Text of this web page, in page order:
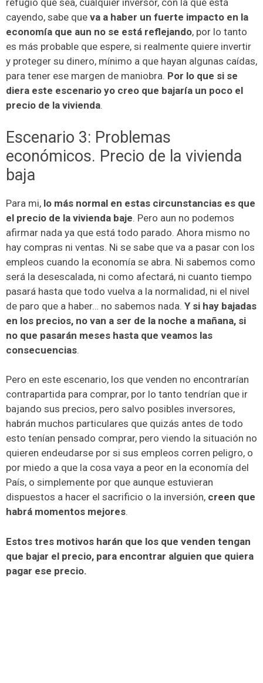
refugio que sea, cualquier inversor, con la que está
cayendo, sabe que va a haber un fuerte impacto en la
economía que aun no se está reflejando, por lo tanto
es más probable que espere, si realmente quiere invertir
y proteger su dinero, mínimo a que hayan algunas caídas,
para tener ese margen de maniobra. Por lo que si se
diera este escenario yo creo que bajaría un poco el
precio de la vivienda.
Escenario 3: Problemas
económicos. Precio de la vivienda
baja
Para mi, lo más normal en estas circunstancias es que
el precio de la vivienda baje. Pero aun no podemos
afirmar nada ya que está todo parado. Ahora mismo no
hay compras ni ventas. Ni se sabe que va a pasar con los
empleos cuando la economía se abra. Ni sabemos como
será la desescalada, ni como afectará, ni cuanto tiempo
pasará hasta que todo vuelva a la normalidad, ni el nivel
de paro que a haber… no sabemos nada. Y si hay bajadas
en los precios, no van a ser de la noche a mañana, si
no que pasarán meses hasta que veamos las
consecuencias.
Pero en este escenario, los que venden no encontrarían
contrapartida para comprar, por lo tanto tendrían que ir
bajando sus precios, pero salvo posibles inversores,
habrán muchos particulares que quizás antes de todo
esto tenían pensado comprar, pero viendo la situación no
quieren endeudarse por si sus empleos corren peligro, o
por miedo a que la cosa vaya a peor en la economía del
País, o simplemente por que aunque estuvieran
dispuestos a hacer el sacrificio o la inversión, creen que
habrá momentos mejores.
Estos tres motivos harán que los que venden tengan
que bajar el precio, para encontrar alguien que quiera
pagar ese precio.